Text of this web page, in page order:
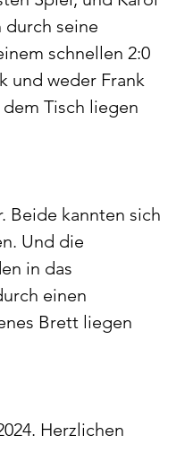
durch seine
schnellen 2:0
und weder Frank
Tisch liegen
Beide kannten sich
Und die
in das
einen
Brett liegen
Herzlichen